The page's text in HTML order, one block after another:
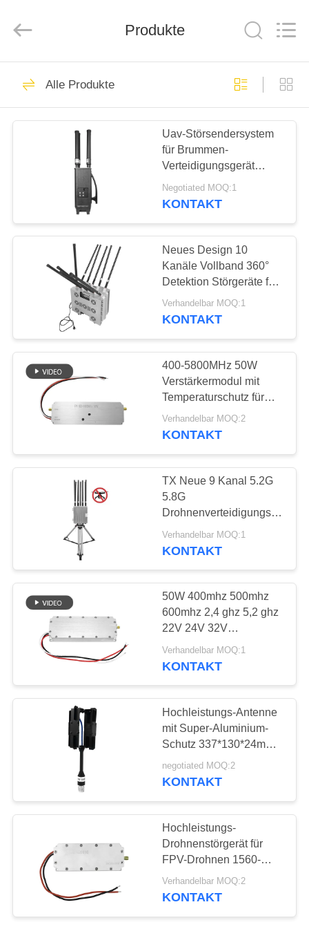
HAUS
PRODUKTE
FABRIK-
AUSFLUG
QUALITÄTSKONTROLLE
TRETEN
SIE
MIT
UNS
VERBINDUNG
NACHRICHTEN
FORDERN
SIE EIN
ZITAT
SITEMAP
PRIVACY
POLICY
Rights
Reserved.
Signalstörmodul
Drohnenstörsender-
Modul
21
FPV-Störmodul
Rf-Endverstärker
36
Breitbandendverstärker
Einrichtungenverstärker
15
Produkte
Alle Produkte
Uav-Störsendersystem
für Brummen-
Verteidigungsgerät
GPSL1 L2 WIFI
effektives
Negotiated MOQ:1
KONTAKT
Neues Design 10
Kanäle Vollband 360°
Detektion Störgeräte für
FPV Drohne mit Ideal für
den Sicherheitsschutz
Verhandelbar MOQ:1
KONTAKT
400-5800MHz 50W
Verstärkermodul mit
Temperaturschutz für
eine breite Palette von
Anwendungen
Verhandelbar MOQ:2
KONTAKT
TX Neue 9 Kanal 5.2G
5.8G
Drohnenverteidigungs-
und
Erkennungsausrüstung
Verhandelbar MOQ:1
KONTAKT
50W 400mhz 500mhz
600mhz 2,4 ghz 5,2 ghz
22V 24V 32V
Drohnensignalblocker
Modul gegen Drohnen
Verhandelbar MOQ:1
KONTAKT
Hochleistungs-Antenne
mit Super-Aluminium-
Schutz 337*130*24mm
Polarisierung Horizontal
negotiated MOQ:2
KONTAKT
Hochleistungs-
Drohnenstörgerät für
FPV-Drohnen 1560-
1620MHz
Verhandelbar MOQ:2
KONTAKT